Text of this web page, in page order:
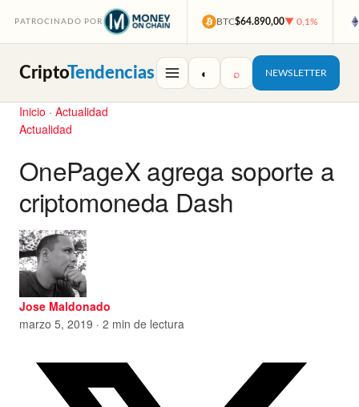
PATROCINADO POR BTC$64.890,00▼ 0,1%
CriptoTendencias ◐ ⌕ NEWSLETTER
Inicio · Actualidad
Actualidad
OnePageX agrega soporte a
criptomoneda Dash
Jose Maldonado
marzo 5, 2019 · 2 min de lectura